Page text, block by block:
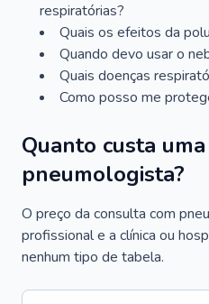
respiratórias?
Quais os efeitos da
Quando devo usar o
Quais doenças
Como posso me
Quanto custa
pneumologista?
O preço da consulta com
profissional e a clínica ou
nenhum tipo de tabela.